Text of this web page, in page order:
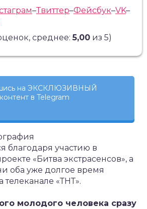
–Твиттер–Фейсбук–VK–
среднее:5,00 из 5)
на ЭКСКЛЮЗИВНЫЙ
контент в Telegram
благодаря участию в
«Битва экстрасенсов», а
оба уже долгое время
телеканале «ТНТ».
молодого человека сразу